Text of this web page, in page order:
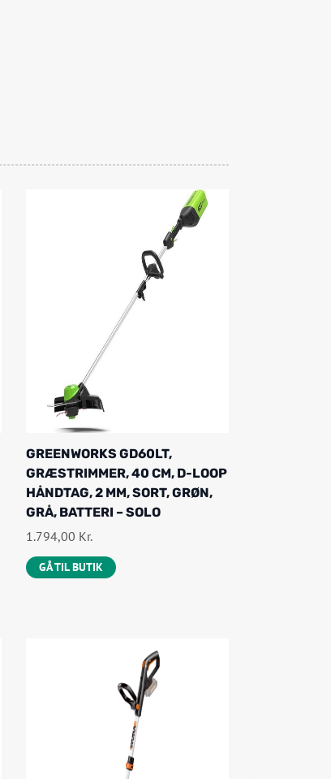
GREENWORKS GD60LT,
GRÆSTRIMMER, 40 CM, D-LOOP
HÅNDTAG, 2 MM, SORT, GRØN,
GRÅ, BATTERI – SOLO
1.794,00 Kr.
GÅ TIL BUTIK